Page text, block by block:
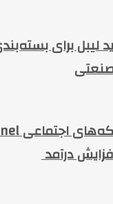
لیبل برای
درآمد